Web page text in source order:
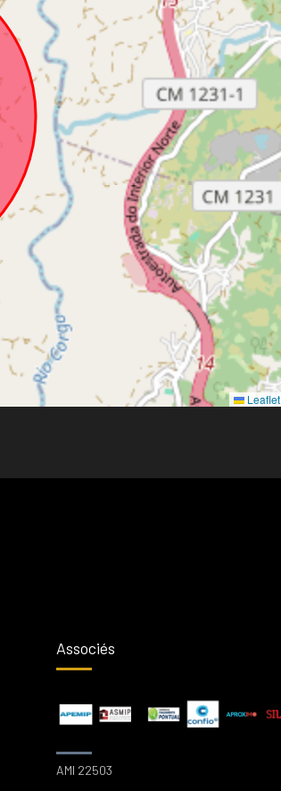
Leaflet
Associés
AMI 22503